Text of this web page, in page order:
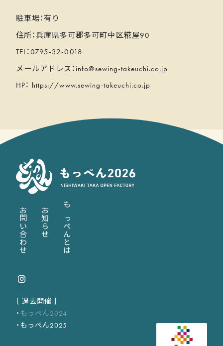
駐車場：有り
住所：兵庫県多可郡多可町中区糀屋90
TEL：0795-32-0018
メールアドレス：info@sewing-takeuchi.co.jp
HP： https://www.sewing-takeuchi.co.jp
もっぺんとは
お知らせ
お問い合わせ
［ 過去開催 ］
もっぺん2024
もっぺん2025